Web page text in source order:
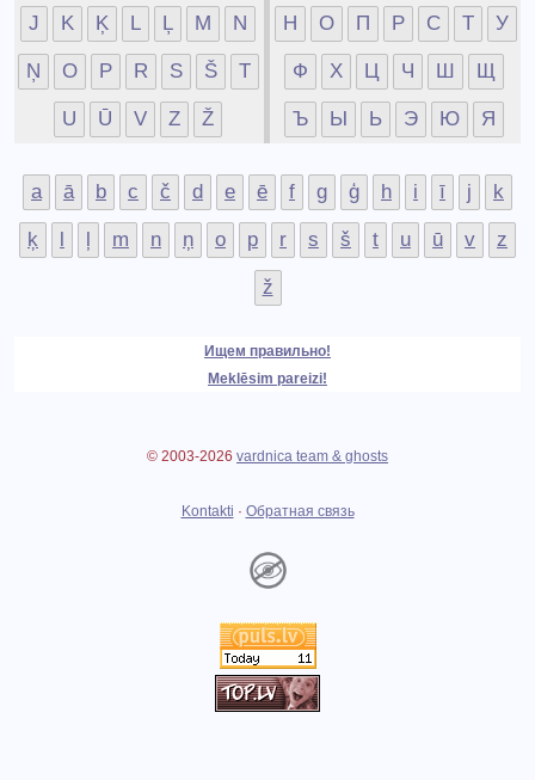
J K Ķ L Ļ M N
Ņ O P R S Š T
U Ū V Z Ž
Н О П Р С Т У
Ф Х Ц Ч Ш Щ
Ъ Ы Ь Э Ю Я
a ā b c č d e ē f g ģ h i ī j k
ķ l ļ m n ņ o p r s š t u ū v z
ž
Ищем правильно!
Meklēsim pareizi!
© 2003-2026 vardnica team & ghosts
Kontakti · Обратная связь